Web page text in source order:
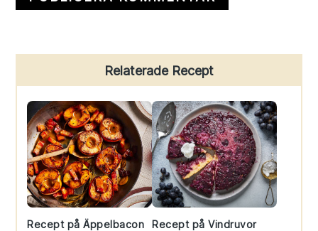
Sidebar
Relaterade Recept
Recept på Äppelbacon Recept på Vindruvor